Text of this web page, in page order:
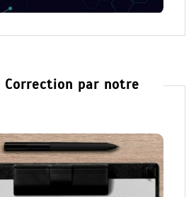
Correction par notre